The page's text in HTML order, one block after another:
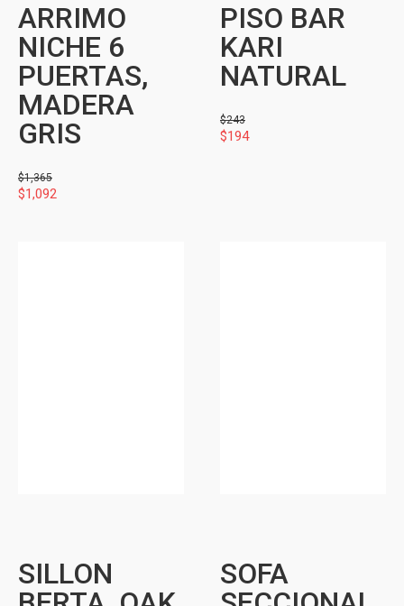
ARRIMO
NICHE 6
PUERTAS,
MADERA
GRIS
$1,365
$1,092
PISO BAR
KARI
NATURAL
$243
$194
SILLON
SOFA